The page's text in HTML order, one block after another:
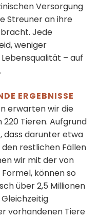
Versorgung
Streuner an ihre
Jede
weniger
– auf
ERGEBNISSE
erwarten wir die
Tieren. Aufgrund
dass darunter etwa
den restlichen Fällen
wir mit der von
können so
über 2,5 Millionen
vorhandenen Tiere